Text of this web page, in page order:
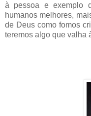
à pessoa e exemplo
humanos melhores,
de Deus como fomos
teremos algo que valha